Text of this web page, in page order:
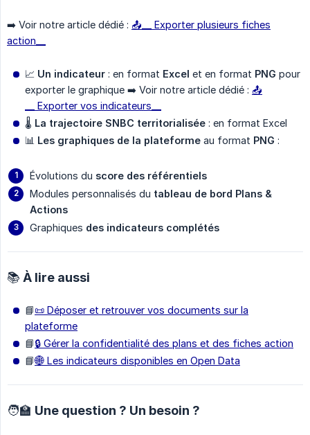
➡️ Voir notre article dédié : 📤__ Exporter plusieurs fiches
action__
📈 Un indicateur : en format Excel et en format PNG pour
exporter le graphique ➡️ Voir notre article dédié : 📤
__ Exporter vos indicateurs__
🌡️ La trajectoire SNBC territorialisée : en format Excel
📊 Les graphiques de la plateforme au format PNG :
Évolutions du score des référentiels
Modules personnalisés du tableau de bord Plans &
Actions
Graphiques des indicateurs complétés
📚 À lire aussi
📘📜 Déposer et retrouver vos documents sur la
plateforme
📘🔒 Gérer la confidentialité des plans et des fiches action
📘🌐 Les indicateurs disponibles en Open Data
🧑‍🏫 Une question ? Un besoin ?